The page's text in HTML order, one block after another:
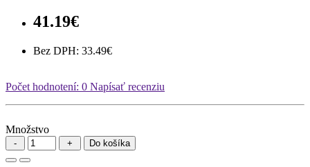
41.19€
Bez DPH: 33.49€
Počet hodnotení: 0 Napísať recenziu
Množstvo
Do košíka